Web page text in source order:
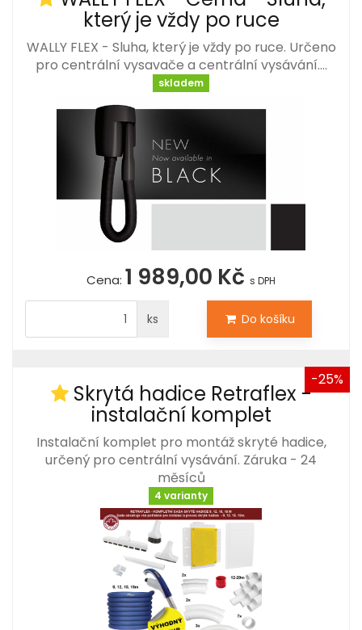
který je vždy po ruce
WALLY FLEX - Sluha, který je vždy po ruce. Určeno
pro centrální vysavače a centrální vysávání.…
skladem
Cena: 1 989,00 Kč s DPH
ks Do košíku
-25%
Skrytá hadice Retraflex -
instalační komplet
Instalační komplet pro montáž skryté hadice,
určený pro centrální vysávání. Záruka - 24
měsíců
4 varianty